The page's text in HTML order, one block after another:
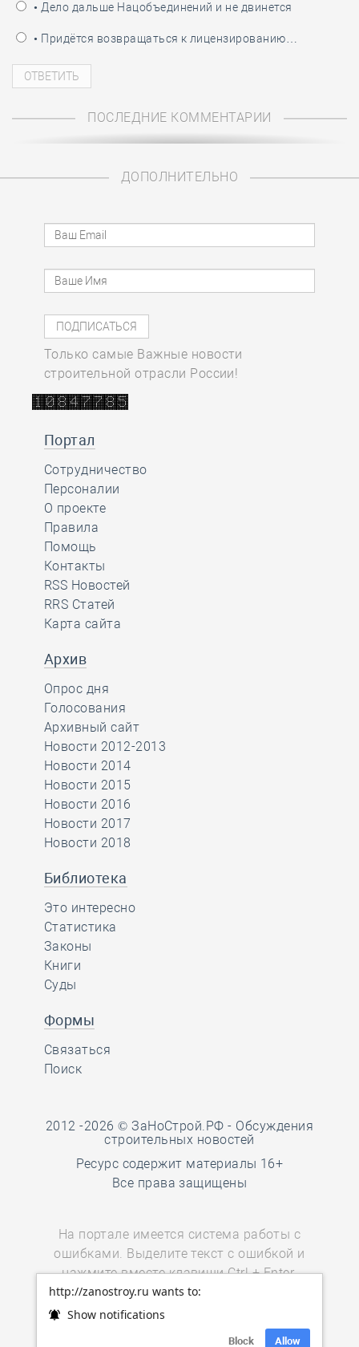
http://zanostroy.ru wants to:
Show notifications
Block Allow
• Дело дальше Нацобъединений и не двинется
• Придётся возвращаться к лицензированию…
ПОСЛЕДНИЕ КОММЕНТАРИИ
ДОПОЛНИТЕЛЬНО
Только самые Важные новости
строительной отрасли России!
Портал
Сотрудничество
Персоналии
О проекте
Правила
Помощь
Контакты
RSS Новостей
RRS Статей
Карта сайта
Архив
Опрос дня
Голосования
Архивный сайт
Новости 2012-2013
Новости 2014
Новости 2015
Новости 2016
Новости 2017
Новости 2018
Библиотека
Это интересно
Статистика
Законы
Книги
Суды
Формы
Связаться
Поиск
2012 -2026 © ЗаНоСтрой.РФ - Обсуждения
строительных новостей
Ресурс содержит материалы 16+
Все права защищены
На портале имеется система работы с
ошибками. Выделите текст с ошибкой и
нажмите вместе клавиши Ctrl + Enter.
Пользователи мобильных устройств
могут воспользоваться